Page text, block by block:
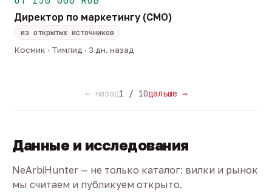
Директор по маркетингу (CMO)
из открытых источников
Космик · Тимлид · 3 дн. назад
← назад1 / 10дальше →
Данные и исследования
NeArbiHunter — не только каталог: вилки и рынок
мы считаем и публикуем открыто.